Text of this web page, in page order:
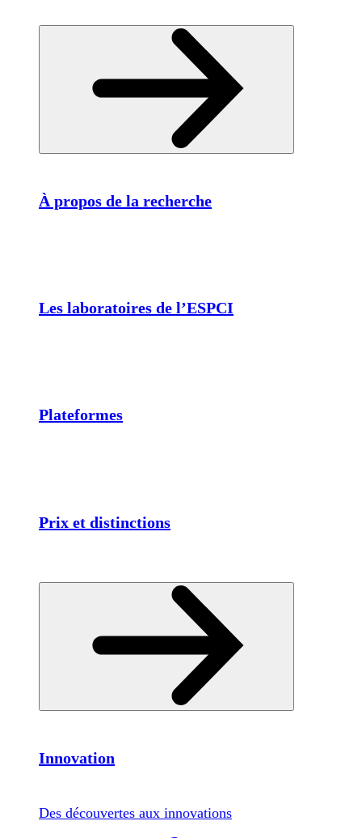
À propos de la recherche
Les laboratoires de l’ESPCI
Plateformes
Prix et distinctions
Innovation
Des découvertes aux innovations